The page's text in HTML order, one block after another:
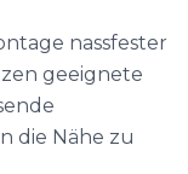
nassfester
geeignete
die Nähe zu